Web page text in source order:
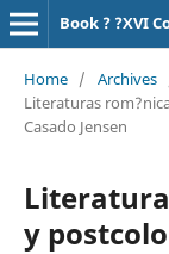
Book ? ?XVI
Home / Archives
Literaturas
Casado Jensen
y